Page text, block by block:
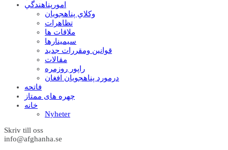
امورپناهندگي
وکلاي پناهجويان
تظاهرات
ملاقات ها
سيمينارها
قوانين ومقررات جديد
مقالات
راپور روزمره
درمورد پناهجويان افغان
فاتحه
چهره های ممتاز
خانه
Nyheter
Skriv till oss
info@afghanha.se